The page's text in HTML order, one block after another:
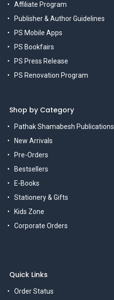
Affiliate Program
Publisher & Author Guidelines
PS Mobile Apps
PS Bookfairs
PS Press Release
PS Renovation Program
Shop by Category
Pathak Shamabesh Publications
New Arrivals
Pre-Orders
Bestsellers
E-Books
Stationery & Gifts
Kids Zone
Corporate Orders
Quick Links
Order Status